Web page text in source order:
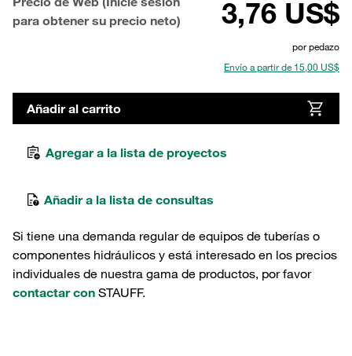
para obtener su precio neto)
3,76 US$
por pedazo
Envío a partir de 15,00 US$
Añadir al carrito
Agregar a la lista de proyectos
Añadir a la lista de consultas
Si tiene una demanda regular de equipos de tuberías o
componentes hidráulicos y está interesado en los precios
individuales de nuestra gama de productos, por favor
contactar con STAUFF.